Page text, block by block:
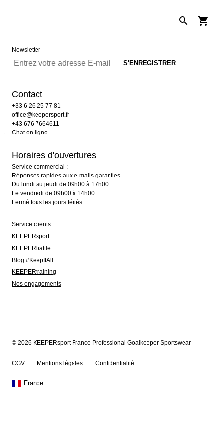
Newsletter
Contact
+33 6 26 25 77 81
office@keepersport.fr
+43 676 7664611
Chat en ligne
Horaires d'ouvertures
Service commercial :
Réponses rapides aux e-mails garanties
Du lundi au jeudi de 09h00 à 17h00
Le vendredi de 09h00 à 14h00
Fermé tous les jours fériés
Service clients
KEEPERsport
KEEPERbattle
Blog #KeepItAll
KEEPERtraining
Nos engagements
© 2026 KEEPERsport France Professional Goalkeeper Sportswear
CGV Mentions légales Confidentialité
France